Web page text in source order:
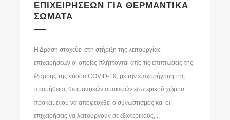
ΕΠΙΧΕΙΡΗΣΕΩΝ ΓΙΑ ΘΕΡΜΑΝΤΙΚΑ
ΣΩΜΑΤΑ
Η Δράση στοχεύει στη στήριξη της λειτουργίας
επιχειρήσεων οι οποίες πλήττονται από τις επιπτώσεις της
έξαρσης της νόσου COVID-19, με την επιχορήγηση της
προμήθειας θερμαντικών συσκευών εξωτερικού χώρου
προκειμένου να αποφευχθεί ο συνωστισμός και οι
επιχειρήσεις να λειτουργούν σε εξωτερικούς,...